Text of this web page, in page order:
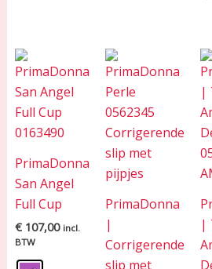
PrimaDonna
San Angel
Full Cup
€107,00 incl.
BTW
PrimaDonna
|
Corrigerende
slip met
|